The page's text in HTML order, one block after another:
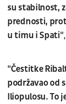
su stabilnost,
prednosti,
u timu i Spati",
"Čestitke
podržavao od
Iliopulosu. To